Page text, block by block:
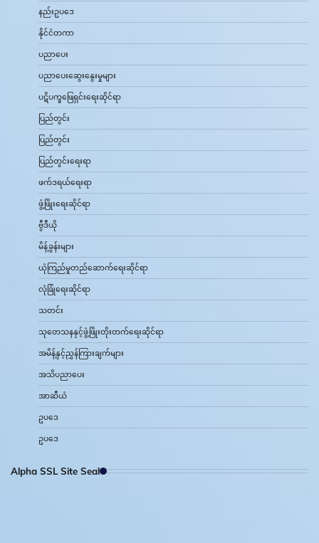
နည်းဥပဒေ
နိုင်ငံတကာ
ပညာပေး
ပညာပေးဆွေးနွေးမှုများ
ပဋိပက္ခဖြေရှင်းရေးဆိုင်ရာ
ပြည်တွင်း
ပြည်တွင်း
ပြည်တွင်းရေးရာ
ဖက်ဒရယ်ရေးရာ
ဖွံ့ဖြိုးရေးဆိုင်ရာ
ဗွီဒီယို
မိန့်ခွန်းများ
ယုံကြည်မှုတည်ဆောက်ရေးဆိုင်ရာ
လုံခြုံရေးဆိုင်ရာ
သတင်း
သုတေသနနှင့်ဖွံ့ဖြိုးတိုးတက်ရေးဆိုင်ရာ
အမိန့်နှင့်ညွှန်ကြားချက်များ
အသိပညာပေး
အာဆီယံ
ဥပဒေ
ဥပဒေ
Alpha SSL Site Seal